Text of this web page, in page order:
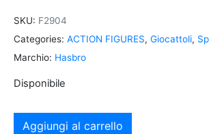
SKU: F2904
Categories: ACTION FIGURES, Giocattoli,
Marchio: Hasbro
Disponibile
Aggiungi al carrello